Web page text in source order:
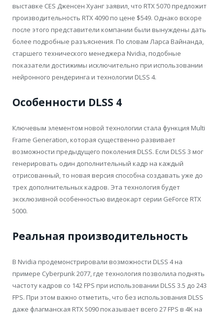
выставке CES Дженсен Хуанг заявил, что RTX 5070 предложит
производительность RTX 4090 по цене $549. Однако вскоре
после этого представители компании были вынуждены дать
более подробные разъяснения. По словам Ларса Вайнанда,
старшего технического менеджера Nvidia, подобные
показатели достижимы исключительно при использовании
нейронного рендеринга и технологии DLSS 4.
Особенности DLSS 4
Ключевым элементом новой технологии стала функция Multi
Frame Generation, которая существенно развивает
возможности предыдущего поколения DLSS. Если DLSS 3 мог
генерировать один дополнительный кадр на каждый
отрисованный, то новая версия способна создавать уже до
трех дополнительных кадров. Эта технология будет
эксклюзивной особенностью видеокарт серии GeForce RTX
5000.
Реальная производительность
В Nvidia продемонстрировали возможности DLSS 4 на
примере Cyberpunk 2077, где технология позволила поднять
частоту кадров со 142 FPS при использовании DLSS 3.5 до 243
FPS. При этом важно отметить, что без использования DLSS
даже флагманская RTX 5090 показывает всего 27 FPS в 4K на